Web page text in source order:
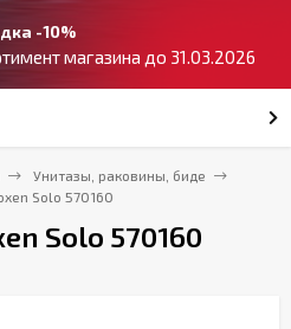
-10%
магазина до 31.03.2026
Унитазы, раковины, биде
Solo 570160
Solo 570160